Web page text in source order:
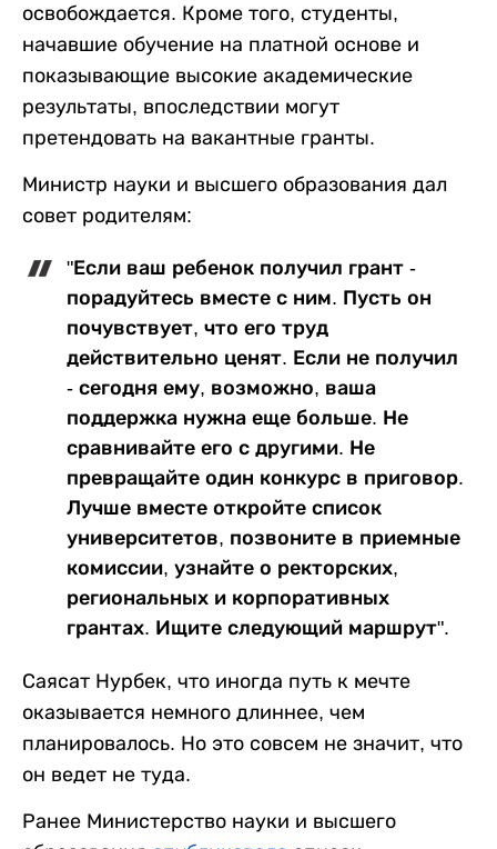
освобождается. Кроме того, студенты,
начавшие обучение на платной основе и
показывающие высокие академические
результаты, впоследствии могут
претендовать на вакантные гранты.
Министр науки и высшего образования дал
совет родителям:
"Если ваш ребенок получил грант -
порадуйтесь вместе с ним. Пусть он
почувствует, что его труд
действительно ценят. Если не получил
- сегодня ему, возможно, ваша
поддержка нужна еще больше. Не
сравнивайте его с другими. Не
превращайте один конкурс в приговор.
Лучше вместе откройте список
университетов, позвоните в приемные
комиссии, узнайте о ректорских,
региональных и корпоративных
грантах. Ищите следующий маршрут".
Саясат Нурбек, что иногда путь к мечте
оказывается немного длиннее, чем
планировалось. Но это совсем не значит, что
он ведет не туда.
Ранее Министерство науки и высшего